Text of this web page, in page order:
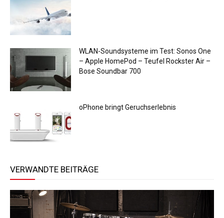
WLAN-Soundsysteme im Test: Sonos One
– Apple HomePod – Teufel Rockster Air –
Bose Soundbar 700
oPhone bringt Geruchserlebnis
VERWANDTE BEITRÄGE